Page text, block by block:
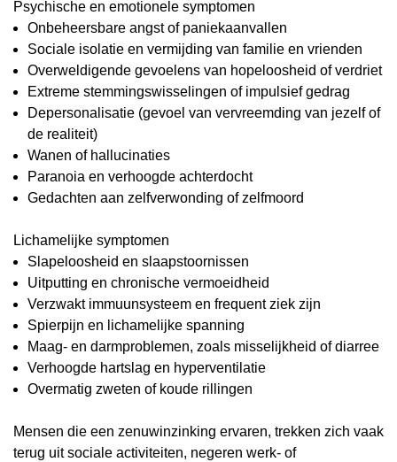
Psychische en emotionele symptomen
Onbeheersbare angst of paniekaanvallen
Sociale isolatie en vermijding van familie en vrienden
Overweldigende gevoelens van hopeloosheid of verdriet
Extreme stemmingswisselingen of impulsief gedrag
Depersonalisatie (gevoel van vervreemding van jezelf of
de realiteit)
Wanen of hallucinaties
Paranoia en verhoogde achterdocht
Gedachten aan zelfverwonding of zelfmoord
Lichamelijke symptomen
Slapeloosheid en slaapstoornissen
Uitputting en chronische vermoeidheid
Verzwakt immuunsysteem en frequent ziek zijn
Spierpijn en lichamelijke spanning
Maag- en darmproblemen, zoals misselijkheid of diarree
Verhoogde hartslag en hyperventilatie
Overmatig zweten of koude rillingen
Mensen die een zenuwinzinking ervaren, trekken zich vaak
terug uit sociale activiteiten, negeren werk- of